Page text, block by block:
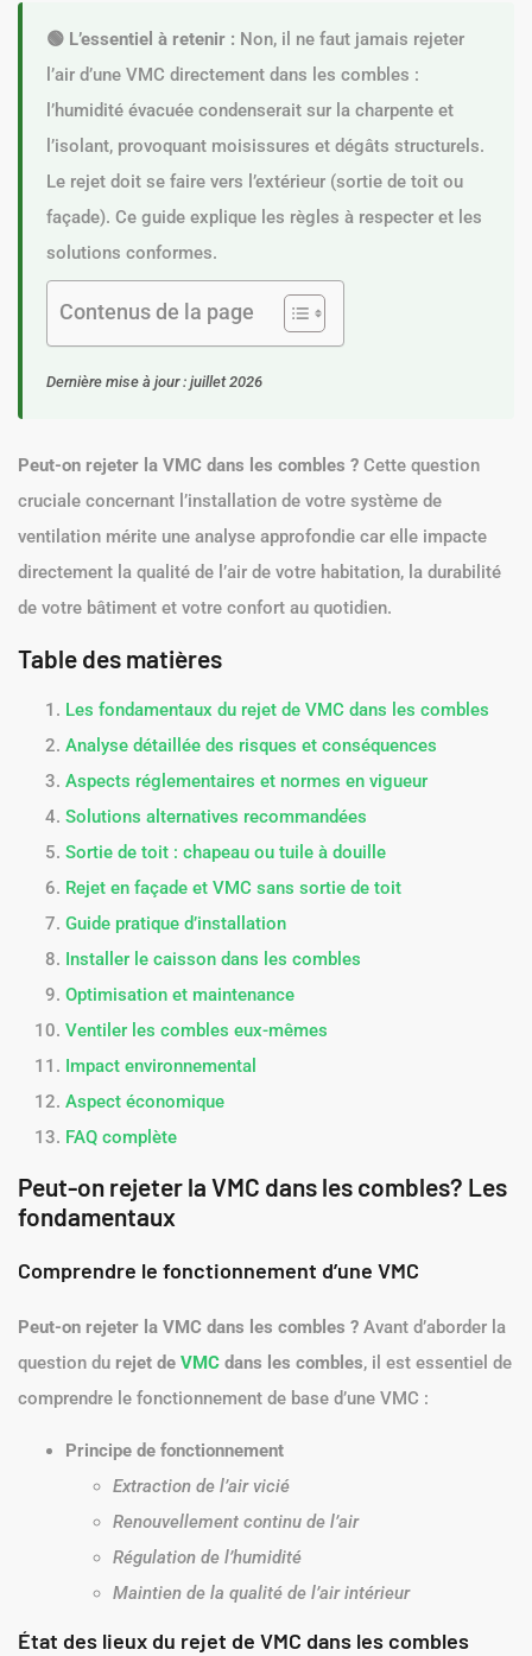
🟢 L’essentiel à retenir : Non, il ne faut jamais rejeter
l’air d’une VMC directement dans les combles :
l’humidité évacuée condenserait sur la charpente et
l’isolant, provoquant moisissures et dégâts structurels.
Le rejet doit se faire vers l’extérieur (sortie de toit ou
façade). Ce guide explique les règles à respecter et les
solutions conformes.
Contenus de la page
Dernière mise à jour : juillet 2026
Peut-on rejeter la VMC dans les combles ? Cette question
cruciale concernant l’installation de votre système de
ventilation mérite une analyse approfondie car elle impacte
directement la qualité de l’air de votre habitation, la durabilité
de votre bâtiment et votre confort au quotidien.
Table des matières
Les fondamentaux du rejet de VMC dans les combles
Analyse détaillée des risques et conséquences
Aspects réglementaires et normes en vigueur
Solutions alternatives recommandées
Sortie de toit : chapeau ou tuile à douille
Rejet en façade et VMC sans sortie de toit
Guide pratique d’installation
Installer le caisson dans les combles
Optimisation et maintenance
Ventiler les combles eux-mêmes
Impact environnemental
Aspect économique
FAQ complète
Peut-on rejeter la VMC dans les combles? Les
fondamentaux
Comprendre le fonctionnement d’une VMC
Peut-on rejeter la VMC dans les combles ? Avant d’aborder la
question du rejet de VMC dans les combles, il est essentiel de
comprendre le fonctionnement de base d’une VMC :
Principe de fonctionnement
Extraction de l’air vicié
Renouvellement continu de l’air
Régulation de l’humidité
Maintien de la qualité de l’air intérieur
État des lieux du rejet de VMC dans les combles